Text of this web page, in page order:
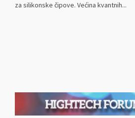
za silikonske čipove. Većina kvantnih...